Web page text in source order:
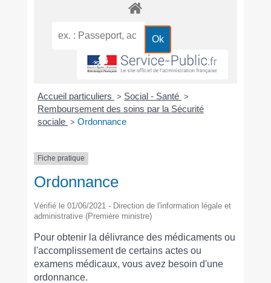
Accueil particuliers > Social - Santé >
Remboursement des soins par la Sécurité
sociale > Ordonnance
Fiche pratique
Ordonnance
Vérifié le 01/06/2021 - Direction de l'information légale et
administrative (Première ministre)
Pour obtenir la délivrance des médicaments ou
l'accomplissement de certains actes ou
examens médicaux, vous avez besoin d'une
ordonnance.